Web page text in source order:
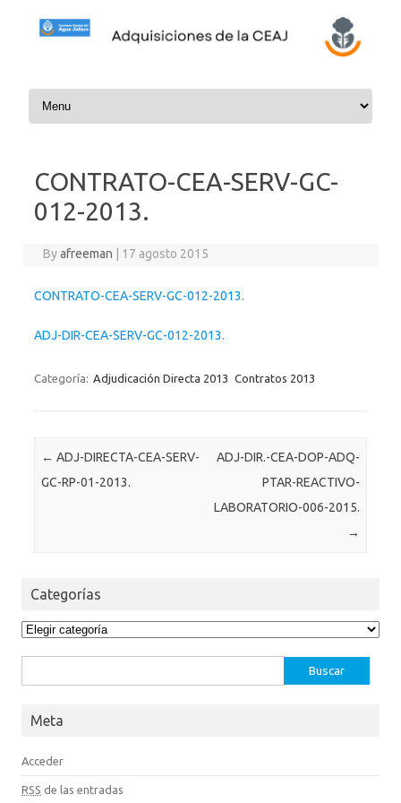
Skip to content
CONTRATO-CEA-SERV-GC-
012-2013.
Byafreeman 17 agosto 2015
CONTRATO-CEA-SERV-GC-012-2013.
ADJ-DIR-CEA-SERV-GC-012-2013.
Categoría: Adjudicación Directa 2013 Contratos 2013
Post navigation
← ADJ-DIRECTA-CEA-SERV-
GC-RP-01-2013.
ADJ-DIR.-CEA-DOP-ADQ-
PTAR-REACTIVO-
LABORATORIO-006-2015.
→
Categorías
Categorías
Meta
Acceder
RSS de las entradas